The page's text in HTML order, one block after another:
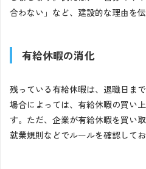
合わない」など、建設的な理由を
有給休暇の消化
残っている有給休暇は、退職日ま
場合によっては、有給休暇の買い
す。ただ、企業が有給休暇を買い
就業規則などでルールを確認して